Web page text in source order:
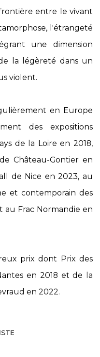
entre le vivant
l'étrangeté
une dimension
la légèreté dans un
violent.
en Europe
des expositions
de la Loire en 2018,
Château-Gontier en
de Nice en 2023, au
et contemporain des
au Frac Normandie en
prix dont Prix des
en 2018 et de la
en 2022.